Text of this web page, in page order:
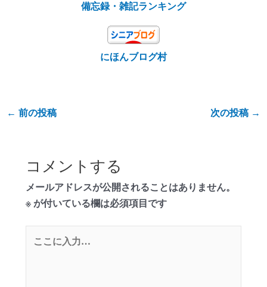
備忘録・雑記ランキング
にほんブログ村
← 前の投稿 次の投稿 →
コメントする
メールアドレスが公開されることはありません。
※が付いている欄は必須項目です